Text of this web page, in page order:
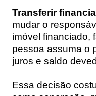
Transferir
mudar o
imóvel financiado,
pessoa assuma o
juros e saldo
Essa decisão